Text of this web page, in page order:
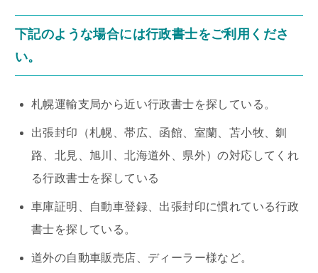
下記のような場合には行政書士をご利用くださ
い。
札幌運輸支局から近い行政書士を探している。
出張封印（札幌、帯広、函館、室蘭、苫小牧、釧
路、北見、旭川、北海道外、県外）の対応してくれ
る行政書士を探している
車庫証明、自動車登録、出張封印に慣れている行政
書士を探している。
道外の自動車販売店、ディーラー様など。